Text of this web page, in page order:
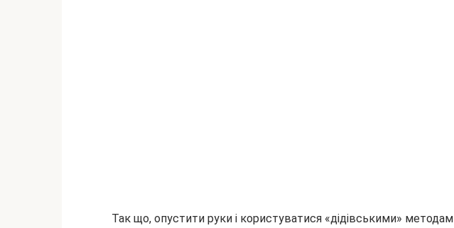
Так що, опустити руки і користуватися «дідівськими»